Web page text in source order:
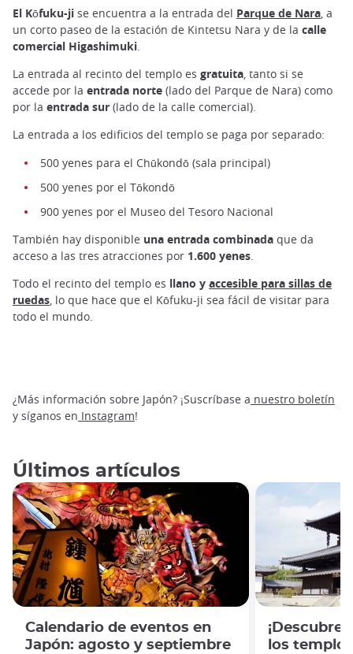
El Kōfuku-ji se encuentra a la entrada del Parque de Nara, a
un corto paseo de la estación de Kintetsu Nara y de la calle
comercial Higashimuki.
La entrada al recinto del templo es gratuita, tanto si se
accede por la entrada norte (lado del Parque de Nara) como
por la entrada sur (lado de la calle comercial).
La entrada a los edificios del templo se paga por separado:
500 yenes para el Chūkondō (sala principal)
500 yenes por el Tōkondō
900 yenes por el Museo del Tesoro Nacional
También hay disponible una entrada combinada que da
acceso a las tres atracciones por 1.600 yenes
Todo el recinto del templo es llano y accesible para sillas de
ruedas, lo que hace que el Kōfuku-ji sea fácil de visitar para
todo el mundo.
¿Más información sobre Japón? ¡Suscríbase a nuestro boletín
y síganos en Instagram!
Últimos artículos
Calendario de eventos en
Japón: agosto y septiembre
¡Descubre
los